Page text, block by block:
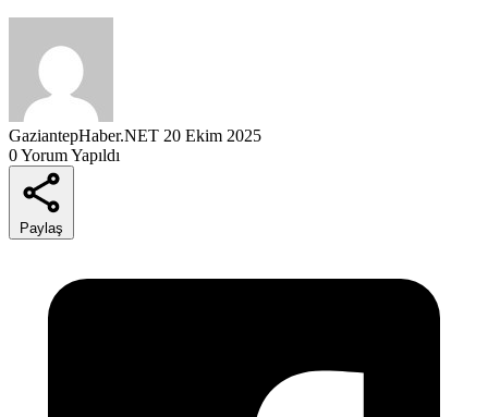
GaziantepHaber.NET 20 Ekim 2025
0 Yorum Yapıldı
Paylaş